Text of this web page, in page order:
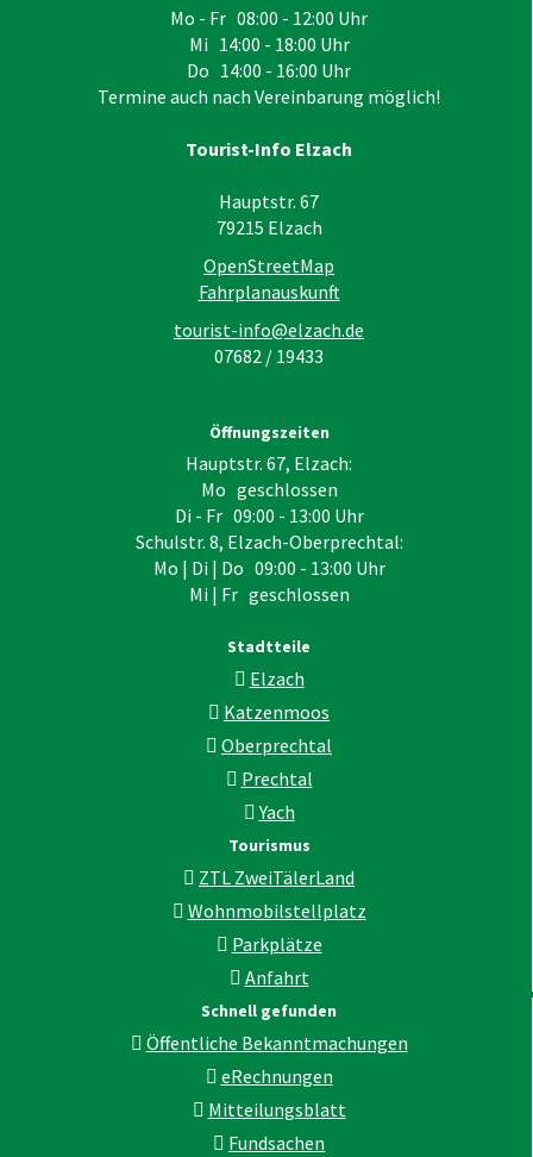
Mo - Fr 08:00 - 12:00 Uhr
Mi 14:00 - 18:00 Uhr
Do 14:00 - 16:00 Uhr
Termine auch nach Vereinbarung möglich!
Tourist-Info Elzach
Hauptstr. 67
79215 Elzach
OpenStreetMap
Fahrplanauskunft
tourist-info@elzach.de
07682 / 19433
Öffnungszeiten
Hauptstr. 67, Elzach:
Mo geschlossen
Di - Fr 09:00 - 13:00 Uhr
Schulstr. 8, Elzach-Oberprechtal:
Mo | Di | Do 09:00 - 13:00 Uhr
Mi | Fr geschlossen
Stadtteile
Elzach
Katzenmoos
Oberprechtal
Prechtal
Yach
Tourismus
ZTL ZweiTälerLand
Wohnmobilstellplatz
Parkplätze
Anfahrt
Schnell gefunden
Öffentliche Bekanntmachungen
eRechnungen
Mitteilungsblatt
Fundsachen